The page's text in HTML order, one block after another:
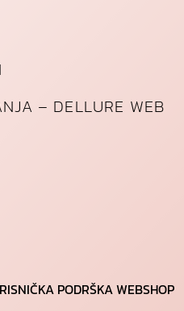
– DELLURE WEB
PODRŠKA WEBSHOP